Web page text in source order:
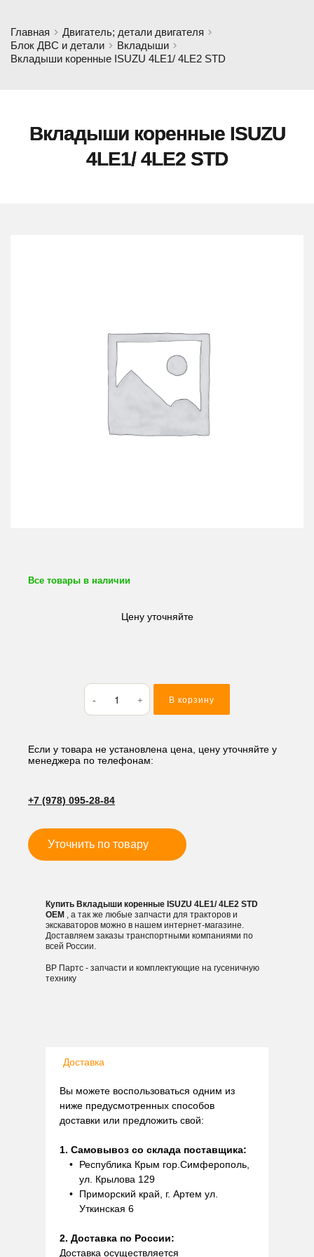
Главная
Двигатель; детали двигателя
Блок ДВС и детали
Вкладыши
Вкладыши коренные ISUZU 4LE1/ 4LE2 STD
Вкладыши коренные ISUZU
4LE1/ 4LE2 STD
Все товары в наличии
Цену уточняйте
Количество
товара
Вкладыши
ISUZU
4LE1/
В корзину
Если у товара не установлена цена, цену уточняйте у
менеджера по телефонам:
+7 (978) 095-28-84
Уточнить по товару
Купить Вкладыши коренные ISUZU 4LE1/ 4LE2 STD
OEM , а так же любые запчасти для тракторов и
экскаваторов можно в нашем интернет-магазине.
Доставляем заказы транспортными компаниями по
всей России.
ВР Партс - запчасти и комплектующие на гусеничную
технику
Доставка
Вы можете воспользоваться одним из
ниже предусмотренных способов
доставки или предложить свой:
1. Самовывоз со склада поставщика:
Республика Крым гор.Симферополь,
ул. Крылова 129
Приморский край, г. Артем ул.
Уткинская 6
2. Доставка по России:
Доставка осуществляется